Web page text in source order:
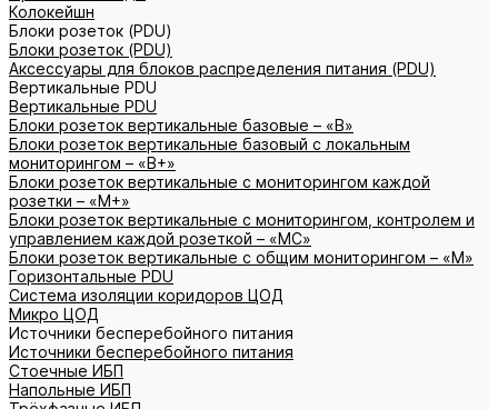
Колокейшн
Блоки розеток (PDU)
Блоки розеток (PDU)
Аксессуары для блоков распределения питания (PDU)
Вертикальные PDU
Вертикальные PDU
Блоки розеток вертикальные базовые – «В»
Блоки розеток вертикальные базовый с локальным
мониторингом – «В+»
Блоки розеток вертикальные с мониторингом каждой
розетки – «М+»
Блоки розеток вертикальные с мониторингом, контролем и
управлением каждой розеткой – «МС»
Блоки розеток вертикальные с общим мониторингом – «М»
Горизонтальные PDU
Система изоляции коридоров ЦОД
Микро ЦОД
Источники бесперебойного питания
Источники бесперебойного питания
Стоечные ИБП
Напольные ИБП